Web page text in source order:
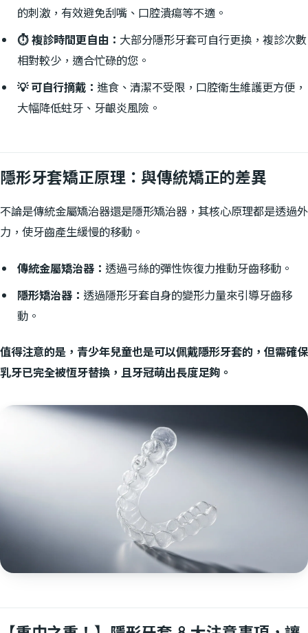
的刺激，有效避免刮嘴、口腔潰瘍等不適。
⏱️ 複診時間更自由： 大部分隱形牙套可自行更換，複診次數
相對較少，適合忙碌的您。
💡 可自行摘戴： 進食、清潔不受限，口腔衛生維護更方便，
大幅降低蛀牙、牙齦炎風險。
隱形牙套矯正原理：與傳統矯正的差異
不論是傳統金屬矯治器還是隱形矯治器，其核心原理都是透過外
力，使牙齒產生緩慢的移動。
傳統金屬矯治器： 透過弓絲的彈性恢復力推動牙齒移動。
隱形矯治器： 透過隱形牙套自身的變形力量來引導牙齒移
動。
值得注意的是，青少年兒童也是可以佩戴隱形牙套的，但需確保
乳牙已完全被恆牙替換，且牙冠萌出長度足夠。